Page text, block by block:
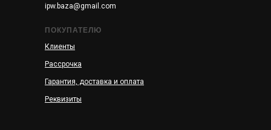
ipw.baza@gmail.com
Гарантия, доставка и оплата
Рассрочка
Клиенты
Реквизиты
ПОКУПАТЕЛЮ